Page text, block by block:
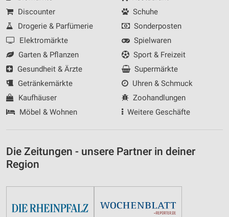
Discounter
Drogerie & Parfümerie
Elektromärkte
Garten & Pflanzen
Gesundheit & Ärzte
Getränkemärkte
Kaufhäuser
Möbel & Wohnen
Schuhe
Sonderposten
Spielwaren
Sport & Freizeit
Supermärkte
Uhren & Schmuck
Zoohandlungen
Weitere Geschäfte
Die Zeitungen - unsere Partner in deiner
Region